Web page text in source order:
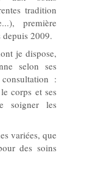
tradition
première
depuis 2009.
je dispose,
selon ses
:
corps et ses
soigner les
variées, que
des soins